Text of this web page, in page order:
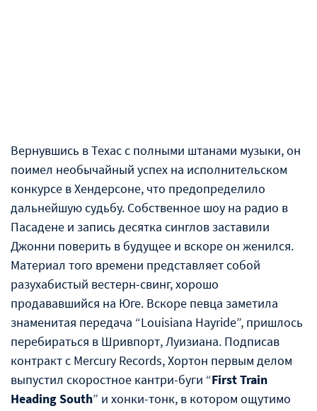
Вернувшись в Техас с полными штанами музыки, он
поимел необычайный успех на исполнительском
конкурсе в Хендерсоне, что предопределило
дальнейшую судьбу. Собственное шоу на радио в
Пасадене и запись десятка синглов заставили
Джонни поверить в будущее и вскоре он женился.
Материал того времени представляет собой
разухабистый вестерн-свинг, хорошо
продававшийся на Юге. Вскоре певца заметила
знаменитая передача “Louisiana Hayride”, пришлось
перебираться в Шривпорт, Луизиана. Подписав
контракт с Mercury Records, Хортон первым делом
выпустил скоростное кантри-буги “First Train
Heading South” и хонки-тонк, в котором ощутимо